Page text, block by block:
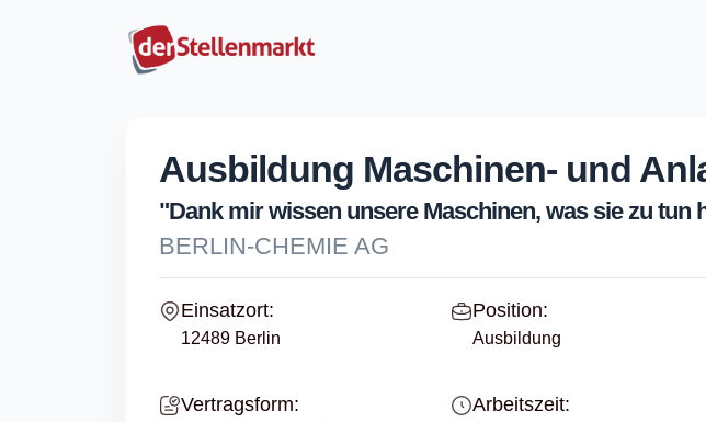
Ausbildung Maschinen- und
"Dank mir wissen unsere Maschinen, was sie zu tun
BERLIN-CHEMIE AG
Einsatzort:
12489 Berlin
Position:
Ausbildung
Vertragsform: Arbeitszeit: